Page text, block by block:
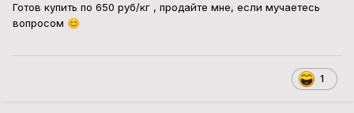
Готов купить по 650 руб/кг , продайте мне, если мучаетесь
вопросом 😊
1